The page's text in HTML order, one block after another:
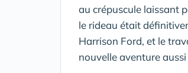
au crépuscule laissant
le rideau était
Harrison Ford, et le
nouvelle aventure